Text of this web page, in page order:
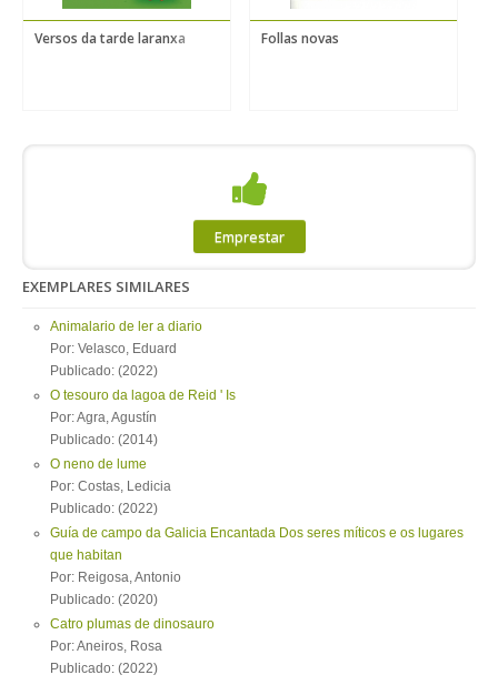
Versos da tarde laranxa Follas novas
Emprestar
EXEMPLARES SIMILARES
Animalario de ler a diario
Por: Velasco, Eduard
Publicado: (2022)
O tesouro da lagoa de Reid ' Is
Por: Agra, Agustín
Publicado: (2014)
O neno de lume
Por: Costas, Ledicia
Publicado: (2022)
Guía de campo da Galicia Encantada Dos seres míticos e os lugares
que habitan
Por: Reigosa, Antonio
Publicado: (2020)
Catro plumas de dinosauro
Por: Aneiros, Rosa
Publicado: (2022)